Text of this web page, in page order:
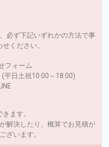
必ず下記いずれかの方法で事
ください。
フォーム
平日土祝10:00～18:00)
LINE
ます。
解決したり、概算でお見積が
ざいます。